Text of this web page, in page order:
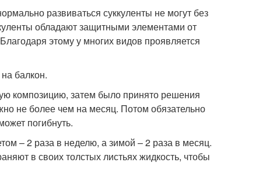
развиваться суккуленты не могут без
обладают защитными элементами от
этому у многих видов проявляется
балкон.
композицию, затем было принято решения
не более чем на месяц. Потом обязательно
погибнуть.
– 2 раза в неделю, а зимой – 2 раза в месяц.
в своих толстых листьях жидкость, чтобы